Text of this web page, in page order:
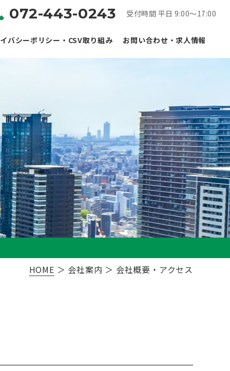
072-443-0243 受付時間 平日 9:00～17:00
バシーポリシー・CSV取り組み お問い合わせ・求人情報
HOME ＞ 会社案内 ＞ 会社概要・アクセス